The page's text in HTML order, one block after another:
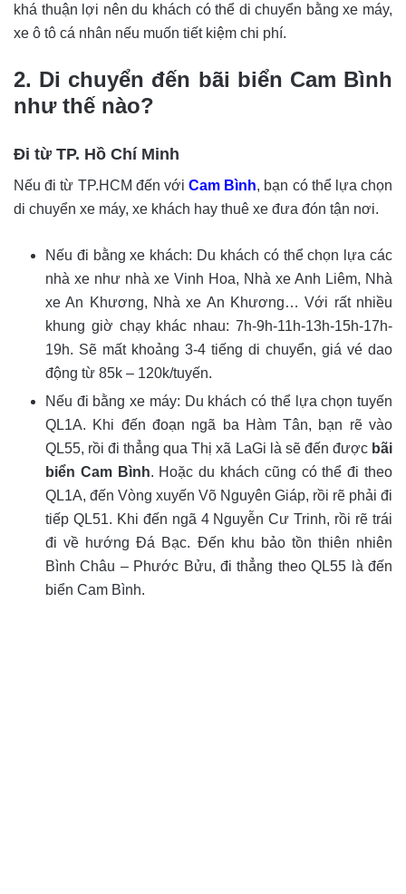
khá thuận lợi nên du khách có thể di chuyển bằng xe máy,
xe ô tô cá nhân nếu muốn tiết kiệm chi phí.
2. Di chuyển đến bãi biển Cam Bình
như thế nào?
Đi từ TP. Hồ Chí Minh
Nếu đi từ TP.HCM đến với Cam Bình, bạn có thể lựa chọn
di chuyển xe máy, xe khách hay thuê xe đưa đón tận nơi.
Nếu đi bằng xe khách: Du khách có thể chọn lựa các
nhà xe như nhà xe Vinh Hoa, Nhà xe Anh Liêm, Nhà
xe An Khương, Nhà xe An Khương… Với rất nhiều
khung giờ chạy khác nhau: 7h-9h-11h-13h-15h-17h-
19h. Sẽ mất khoảng 3-4 tiếng di chuyển, giá vé dao
động từ 85k – 120k/tuyến.
Nếu đi bằng xe máy: Du khách có thể lựa chọn tuyến
QL1A. Khi đến đoạn ngã ba Hàm Tân, bạn rẽ vào
QL55, rồi đi thẳng qua Thị xã LaGi là sẽ đến được bãi
biển Cam Bình. Hoặc du khách cũng có thể đi theo
QL1A, đến Vòng xuyến Võ Nguyên Giáp, rồi rẽ phải đi
tiếp QL51. Khi đến ngã 4 Nguyễn Cư Trinh, rồi rẽ trái
đi về hướng Đá Bạc. Đến khu bảo tồn thiên nhiên
Bình Châu – Phước Bửu, đi thẳng theo QL55 là đến
biển Cam Bình.